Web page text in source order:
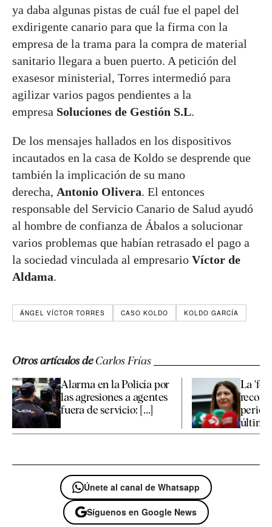
ya daba algunas pistas de cuál fue el papel del
exdirigente canario para que la firma con la
empresa de la trama para la compra de material
sanitario llegara a buen puerto. A petición del
exasesor ministerial, Torres intermedió para
agilizar varios pagos pendientes a la
empresa Soluciones de Gestión S.L.
De los mensajes hallados en los dispositivos
incautados en la casa de Koldo se desprende que
también la implicación de su mano
derecha, Antonio Olivera. El entonces
responsable del Servicio Canario de Salud ayudó
al hombre de confianza de Ábalos a solucionar
varios problemas que habían retrasado el pago a
la sociedad vinculada al empresario Víctor de
Aldama.
ÁNGEL VÍCTOR TORRES CASO KOLDO KOLDO GARCÍA
Otros artículos deCarlos Frías
Alarma en la Policía por
las agresiones a agentes
fuera de servicio: [...]
La
Únete al canal de Whatsapp
Síguenos en Google News